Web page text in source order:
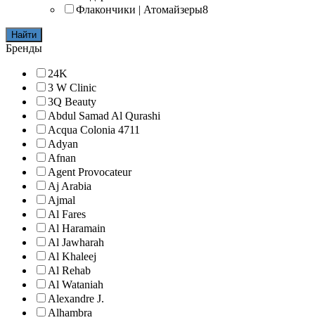
Флакончики | Атомайзеры8
Найти
Бренды
24K
3 W Clinic
3Q Beauty
Abdul Samad Al Qurashi
Acqua Colonia 4711
Adyan
Afnan
Agent Provocateur
Aj Arabia
Ajmal
Al Fares
Al Haramain
Al Jawharah
Al Khaleej
Al Rehab
Al Wataniah
Alexandre J.
Alhambra